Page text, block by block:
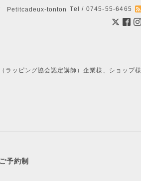
Petitcadeux-tonton Tel / 0745-55-6465
ラッピング協会認定講師）企業様、ショップ様
予約制